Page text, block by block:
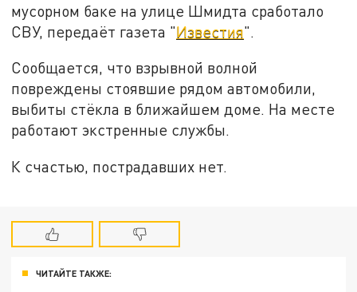
мусорном баке на улице Шмидта сработало
СВУ, передаёт газета "Известия".
Сообщается, что взрывной волной
повреждены стоявшие рядом автомобили,
выбиты стёкла в ближайшем доме. На месте
работают экстренные службы.
К счастью, пострадавших нет.
ЧИТАЙТЕ ТАКЖЕ: